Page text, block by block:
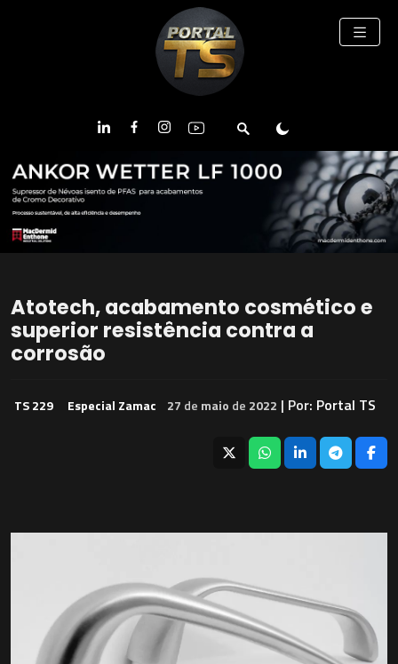
Atotech, acabamento cosmético e
superior resistência contra a
corrosão
TS 229 Especial Zamac 27 de maio de 2022 | Por: Portal TS